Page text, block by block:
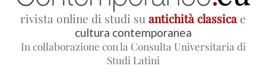
rivista online di studi su antichità classicae
cultura contemporanea
In collaborazione con la Consulta Universitaria di
Studi Latini